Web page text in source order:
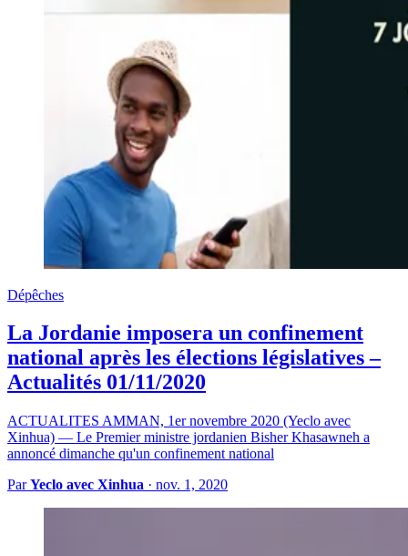
Dépêches
La Jordanie imposera un confinement
national après les élections législatives –
Actualités 01/11/2020
ACTUALITES AMMAN, 1er novembre 2020 (Yeclo avec
Xinhua) — Le Premier ministre jordanien Bisher Khasawneh a
annoncé dimanche qu'un confinement national
ParYeclo avec Xinhua · nov. 1, 2020